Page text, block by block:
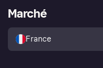
Explorez les magasins
Politique de protection de
l’acheteur Klarna
Portail Marchand
Marché
France